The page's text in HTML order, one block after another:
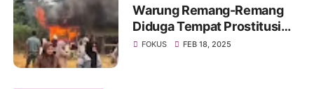
Warung Remang-Remang
Diduga Tempat Prostitusi
Dibongkar Paksa Oleh
FOKUS FEB 18, 2025